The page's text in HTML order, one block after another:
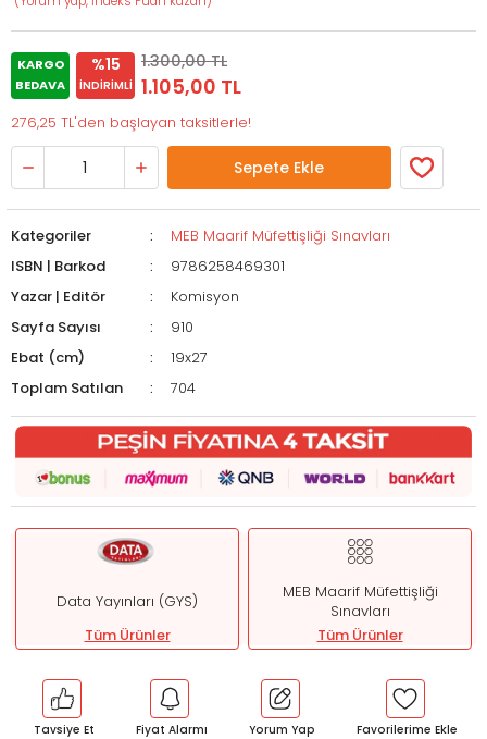
KARGO
BEDAVA
%15
İNDIRIMLI
1.300,00 TL
1.105,00 TL
276,25 TL'den başlayan taksitlerle!
Sepete Ekle
Kategoriler
MEB Maarif Müfettişliği Sınavları
ISBN | Barkod
9786258469301
Yazar | Editör
Komisyon
Sayfa Sayısı
910
Ebat (cm)
19x27
Toplam Satılan
704
Data Yayınları (GYS)
Tüm Ürünler
MEB Maarif Müfettişliği
Sınavları
Tüm Ürünler
Tavsiye Et Fiyat Alarmı Yorum Yap